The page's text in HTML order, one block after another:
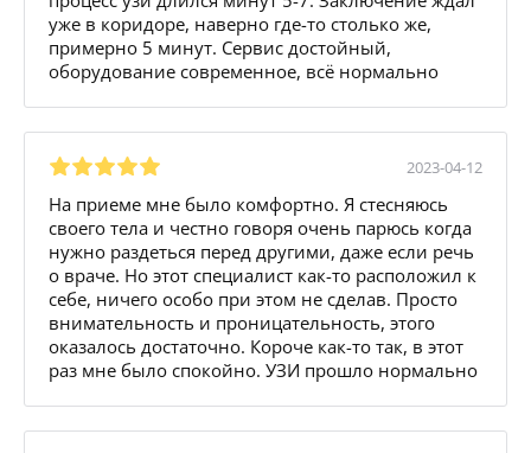
уже в коридоре, наверно где-то столько же,
примерно 5 минут. Сервис достойный,
оборудование современное, всё нормально
2023-04-12
На приеме мне было комфортно. Я стесняюсь
своего тела и честно говоря очень парюсь когда
нужно раздеться перед другими, даже если речь
о враче. Но этот специалист как-то расположил к
себе, ничего особо при этом не сделав. Просто
внимательность и проницательность, этого
оказалось достаточно. Короче как-то так, в этот
раз мне было спокойно. УЗИ прошло нормально